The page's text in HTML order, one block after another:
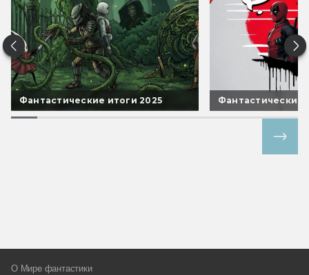
Фантастические итоги 2025 Фантастические
О Мире фантастики